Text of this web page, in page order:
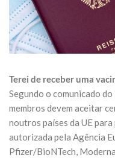
Terei de receber uma
Segundo o comunicado
membros devem aceitar
noutros países da UE
autorizada pela Agência
Pfizer/BioNTech,